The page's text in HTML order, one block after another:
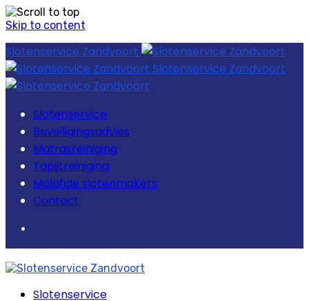
Skip to content
Slotenservice Zandvoort
Slotenservice Zandvoort
Slotenservice
Beveiligingsadvies
Matrasreiniging
Tapijtreiniging
Malafide slotenmakers
Contact
Slotenservice